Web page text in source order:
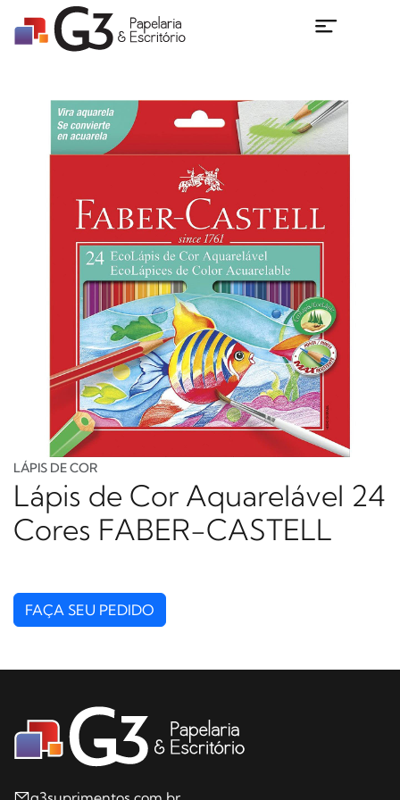
LÁPIS DE COR
Lápis de Cor Aquarelável 24
Cores FABER-CASTELL
FAÇA SEU PEDIDO